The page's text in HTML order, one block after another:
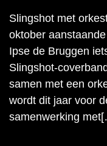
Slingshot met
oktober
Ipse de Bruggen
Slingshot-
samen met een
wordt dit jaar voor
samenwerking